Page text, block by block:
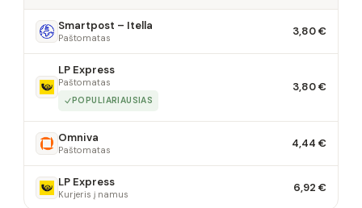
Smartpost – Itella
Paštomatas 3,80 €
LP Express
Paštomatas
POPULIARIAUSIAS
3,80 €
Omniva
Paštomatas 4,44 €
LP Express
Kurjeris į namus 6,92 €